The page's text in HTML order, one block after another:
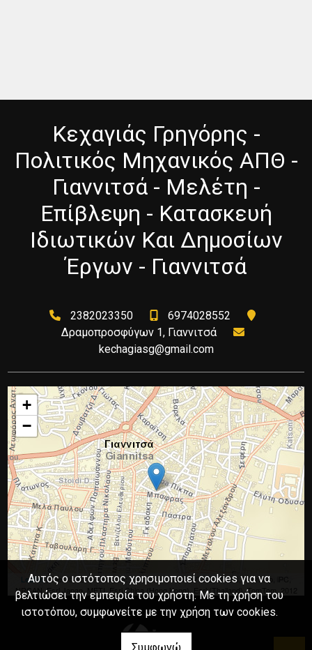
Κεχαγιάς Γρηγόρης -
Πολιτικός Μηχανικός ΑΠΘ -
Γιαννιτσά - Μελέτη -
Επίβλεψη - Κατασκευή
Ιδιωτικών Και Δημοσίων
Έργων - Γιαννιτσά
+
−
Leaflet| Tiles © Esri — Source: Esri, DeLorme, NAVTEQ, USGS, Intermap, iPC,
NRCAN, Esri Japan, METI, Esri China (Hong Kong), Esri (Thailand), TomTom, 2012
2382023350
6974028552
Δραμοπροσφύγων 1, Γιαννιτσά
kechagiasg@gmail.com
Αυτός ο ιστότοπος χρησιμοποιεί cookies για να
βελτιώσει την εμπειρία του χρήστη. Με τη χρήση του
ιστοτόπου, συμφωνείτε με την χρήση των cookies.